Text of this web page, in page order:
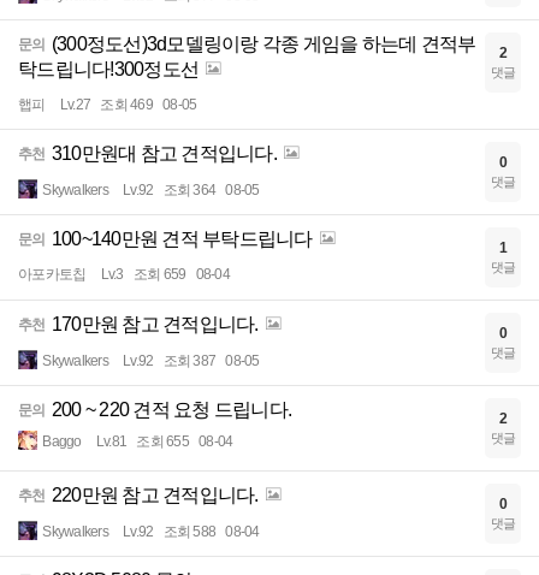
문의 (300정도선)3d모델링이랑 각종 게임을 하는데 견적부
탁드립니다!300정도선
햅피 Lv.27 조회 469 08-05
2
댓글
추천 310만원대 참고 견적입니다.
Skywalkers Lv.92 조회 364 08-05
0
댓글
문의 100~140만원 견적 부탁드립니다
아포카토칩 Lv.3 조회 659 08-04
1
댓글
추천 170만원 참고 견적입니다.
Skywalkers Lv.92 조회 387 08-05
0
댓글
문의 200 ~ 220 견적 요청 드립니다.
Baggo Lv.81 조회 655 08-04
2
댓글
추천 220만원 참고 견적입니다.
Skywalkers Lv.92 조회 588 08-04
0
댓글